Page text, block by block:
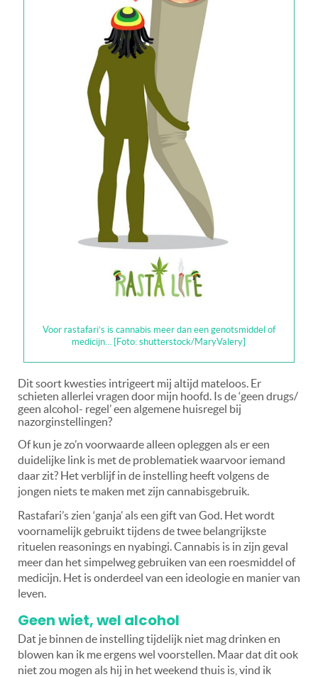
Voor rastafari’s is cannabis meer dan een genotsmiddel of
medicijn… [Foto: shutterstock/MaryValery]
Dit soort kwesties intrigeert mij altijd mateloos. Er
schieten allerlei vragen door mijn hoofd. Is de ‘geen drugs/
geen alcohol- regel’ een algemene huisregel bij
nazorginstellingen?
Of kun je zo’n voorwaarde alleen opleggen als er een
duidelijke link is met de problematiek waarvoor iemand
daar zit? Het verblijf in de instelling heeft volgens de
jongen niets te maken met zijn cannabisgebruik.
Rastafari’s zien ‘ganja’ als een gift van God. Het wordt
voornamelijk gebruikt tijdens de twee belangrijkste
rituelen reasonings en nyabingi. Cannabis is in zijn geval
meer dan het simpelweg gebruiken van een roesmiddel of
medicijn. Het is onderdeel van een ideologie en manier van
leven.
Geen wiet, wel alcohol
Dat je binnen de instelling tijdelijk niet mag drinken en
blowen kan ik me ergens wel voorstellen. Maar dat dit ook
niet zou mogen als hij in het weekend thuis is, vind ik